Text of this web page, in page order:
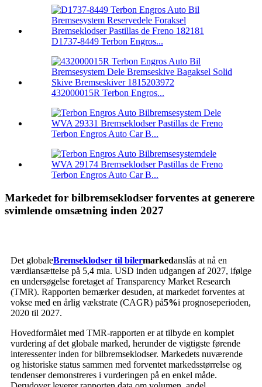
D1737-8449 Terbon Engros...
432000015R Terbon Engros...
Terbon Engros Auto Car B...
Terbon Engros Auto Car B...
Markedet for bilbremseklodser forventes at generere
svimlende omsætning inden 2027
Det globaleBremseklodser til bilermarkedanslås at nå en
værdiansættelse på 5,4 mia. USD inden udgangen af ​​2027, ifølge
en undersøgelse foretaget af Transparency Market Research
(TMR). Rapporten bemærker desuden, at markedet forventes at
vokse med en årlig vækstrate (CAGR) på5%i prognoseperioden,
2020 til 2027.
Hovedformålet med TMR-rapporten er at tilbyde en komplet
vurdering af det globale marked, herunder de vigtigste førende
interessenter inden for bilbremseklodser. Markedets nuværende
og historiske status sammen med forventet markedsstørrelse og
tendenser demonstreres i vurderingen på en enkel måde.